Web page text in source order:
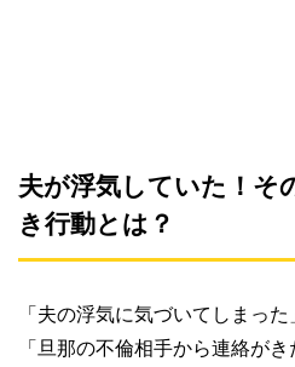
夫が浮気していた！そ
き行動とは？
「夫の浮気に気づいてしまった
「旦那の不倫相手から連絡がき